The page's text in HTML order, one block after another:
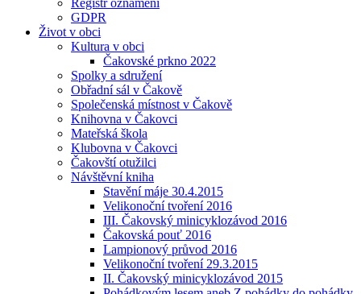
GDPR
Život v obci
Kultura v obci
Čakovské prkno 2022
Spolky a sdružení
Obřadní sál v Čakově
Společenská místnost v Čakově
Knihovna v Čakovci
Mateřská škola
Klubovna v Čakovci
Čakovští otužilci
Návštěvní kniha
Stavění máje 30.4.2015
Velikonoční tvoření 2016
III. Čakovský minicyklozávod 2016
Čakovská pouť 2016
Lampionový průvod 2016
Velikonoční tvoření 29.3.2015
II. Čakovský minicyklozávod 2015